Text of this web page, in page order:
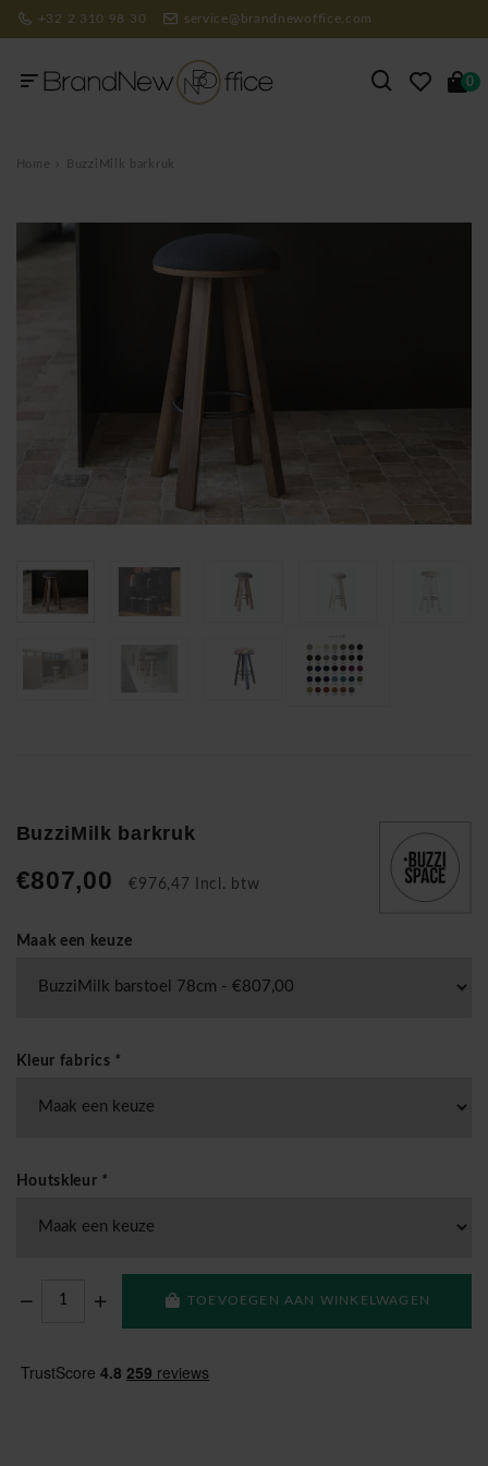
+32 2 310 98 30 service@brandnewoffice.com
0
Home BuzziMilk barkruk
BuzziMilk barkruk
€807,00 €976,47 Incl. btw
Maak een keuze
Kleur fabrics *
Houtskleur *
TOEVOEGEN AAN WINKELWAGEN